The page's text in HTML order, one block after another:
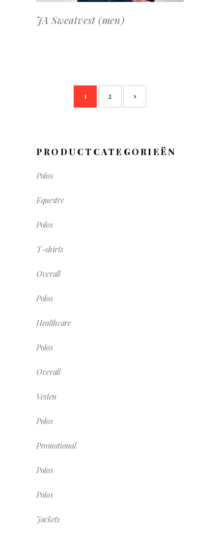
JA Sweatvest (men)
1 2
PRODUCTCATEGORIEËN
Polos
Equestre
Polos
T-shirts
Overall
Polos
Healthcare
Polos
Overall
Vesten
Polos
Promotional
Polos
Polos
Jackets